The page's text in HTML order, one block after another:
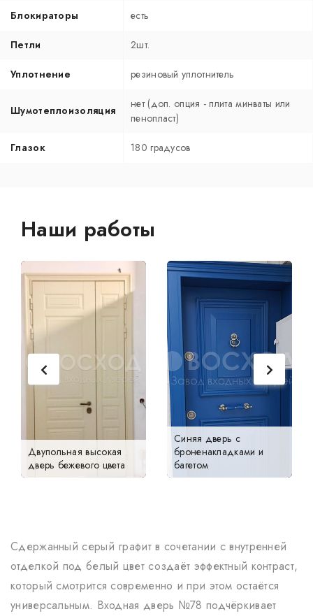
Блокираторы есть
Петли 2шт.
Уплотнение резиновый уплотнитель
Шумотеплоизоляция
нет (доп. опция - плита минваты или
пенопласт)
Глазок 180 градусов
Наши работы
Двупольная высокая
дверь бежевого цвета
Синяя дверь с
броненакладками и
багетом
Сдержанный серый графит в сочетании с внутренней
отделкой под белый цвет создаёт эффектный контраст,
который смотрится современно и при этом остаётся
универсальным. Входная дверь №78 подчёркивает